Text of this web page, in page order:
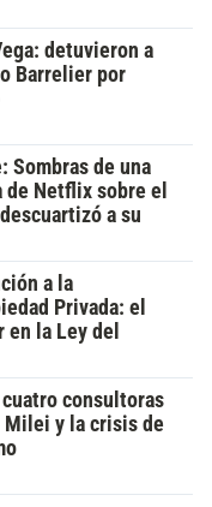
detuvieron a
Barrelier por
Sombras de una
Netflix sobre el
a su
a la
Privada: el
la Ley del
consultoras
Milei y la crisis de